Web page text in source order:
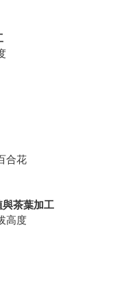
合花
茶葉加工
高度